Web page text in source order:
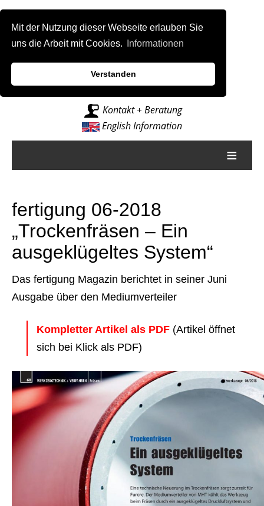
Mit der Nutzung dieser Webseite erlauben Sie
uns die Arbeit mit Cookies.
Informationen
Verstanden
Intelligenz für Fräsmaschinen
Kontakt + Beratung
English Information
≡
fertigung 06-2018
„Trockenfräsen – Ein
ausgeklügeltes System“
Das fertigung Magazin berichtet in seiner Juni
Ausgabe über den Mediumverteiler
Kompletter Artikel als PDF (Artikel öffnet
sich bei Klick als PDF)